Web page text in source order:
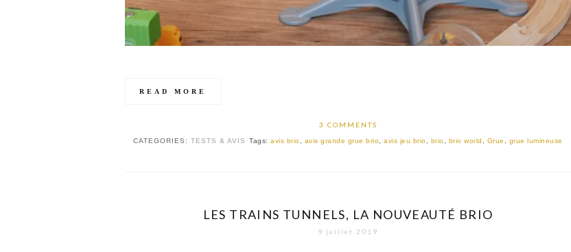
READ MORE
3 COMMENTS
CATEGORIES:TESTS & AVIS Tags:avis brio avis grande grue brio ,avis jeu brio brio brio world Grue grue lumineuse
LES TRAINS TUNNELS, LA NOUVEAUTÉ BRIO
9 juillet 2019